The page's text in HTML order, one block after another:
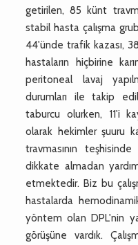
getirilen, 85 künt
stabil hasta çalışma
44'ünde trafik kazası,
hastaların hiçbirine
peritoneal lavaj
durumları ile takip
taburcu olurken, 11'i
olarak hekimler şuuru
travmasının
dikkate almadan
etmektedir. Biz bu
hastalarda
yöntem olan DPL'nin
görüşüne vardık.